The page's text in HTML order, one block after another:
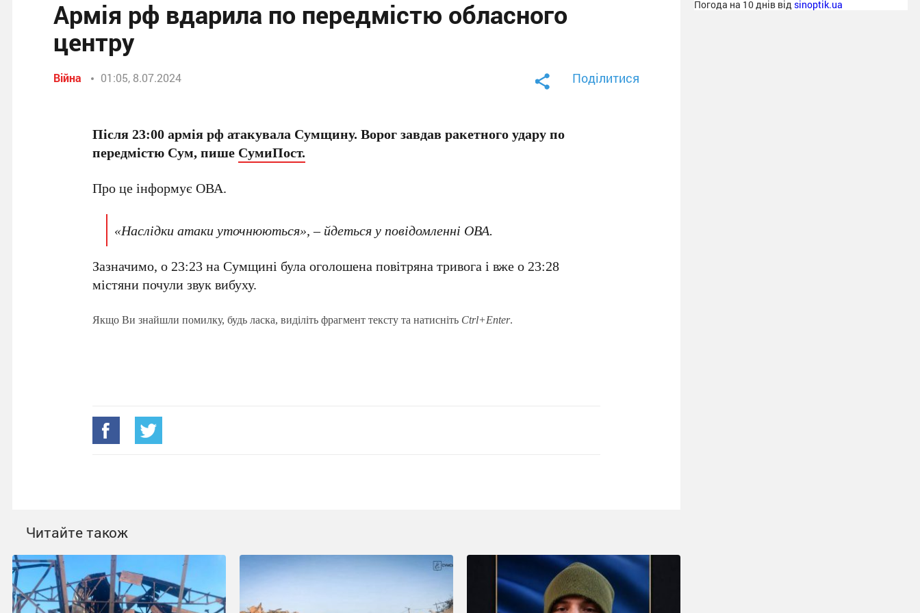
Армія рф вдарила по передмістю обласного
центру
Війна 01:05, 8.07.2024 Поділитися
Після 23:00 армія рф атакувала Сумщину. Ворог завдав ракетного удару по
передмістю Сум, пише СумиПост.
Про це інформує ОВА.
«Наслідки атаки уточнюються», – йдеться у повідомленні ОВА.
Зазначимо, о 23:23 на Сумщині була оголошена повітряна тривога і вже о 23:28
містяни почули звук вибуху.
Якщо Ви знайшли помилку, будь ласка, виділіть фрагмент тексту та натисніть Ctrl+Enter.
Читайте також
Погода на 10 днів від sinoptik.ua